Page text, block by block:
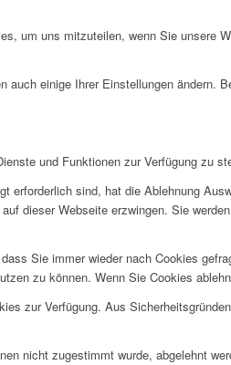
um uns mitzuteilen, wenn Sie
einige Ihrer Einstellungen
und Funktionen zur Verfügung zu
erforderlich sind, hat die Ablehnung
dieser Webseite erzwingen. Sie
Sie immer wieder nach Cookies
zu können. Wenn Sie Cookies
zur Verfügung. Aus
nicht zugestimmt wurde, abgelehnt